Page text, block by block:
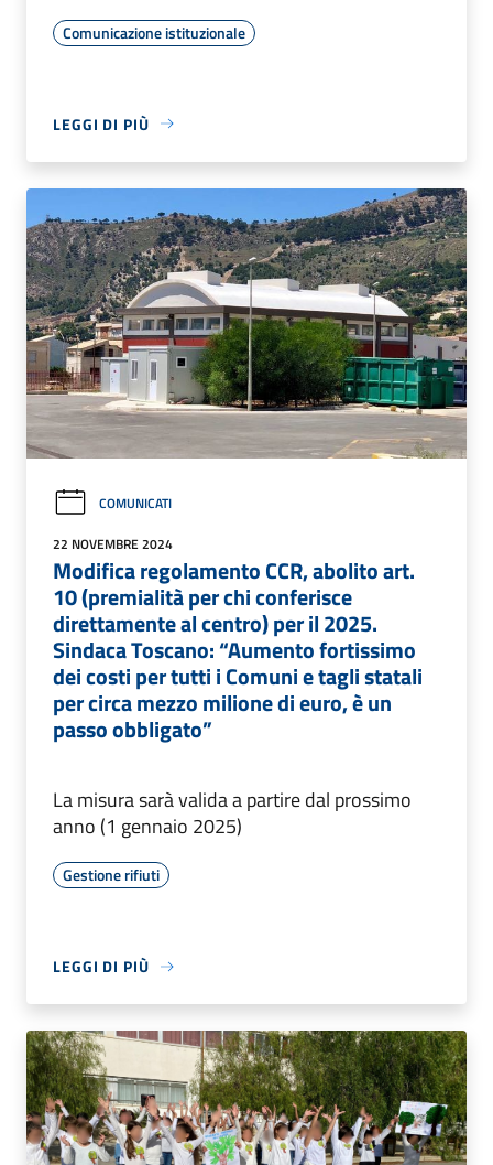
Comunicazione istituzionale
LEGGI DI PIÙ
COMUNICATI
22 NOVEMBRE 2024
Modifica regolamento CCR, abolito art.
10 (premialità per chi conferisce
direttamente al centro) per il 2025.
Sindaca Toscano: “Aumento fortissimo
dei costi per tutti i Comuni e tagli statali
per circa mezzo milione di euro, è un
passo obbligato”
La misura sarà valida a partire dal prossimo
anno (1 gennaio 2025)
Gestione rifiuti
LEGGI DI PIÙ